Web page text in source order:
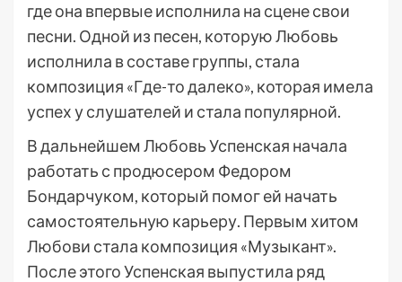
где она впервые исполнила на сцене свои
песни. Одной из песен, которую Любовь
исполнила в составе группы, стала
композиция «Где-то далеко», которая имела
успех у слушателей и стала популярной.
В дальнейшем Любовь Успенская начала
работать с продюсером Федором
Бондарчуком, который помог ей начать
самостоятельную карьеру. Первым хитом
Любови стала композиция «Музыкант».
После этого Успенская выпустила ряд